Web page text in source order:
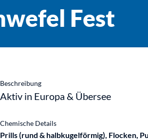
Fest
Beschreibung
Aktiv in Europa & Übersee
Chemische Details
Prills (rund & halbkugelförmig), Flocken,